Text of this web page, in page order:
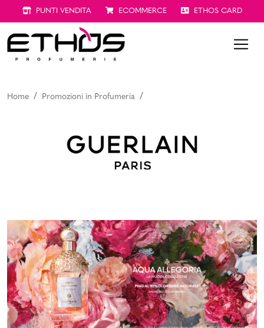
PUNTI VENDITA ECOMMERCE ETHOS CARD
Home Promozioni in Profumeria